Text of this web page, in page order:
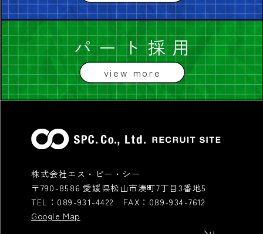
パート採用
view more
株式会社エス・ピー・シー
〒790-8586 愛媛県松山市湊町7丁目3番地5
TEL： 089-931-4422 FAX： 089-934-7612
Google Map